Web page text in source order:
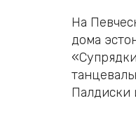
На
дома
Палдиски